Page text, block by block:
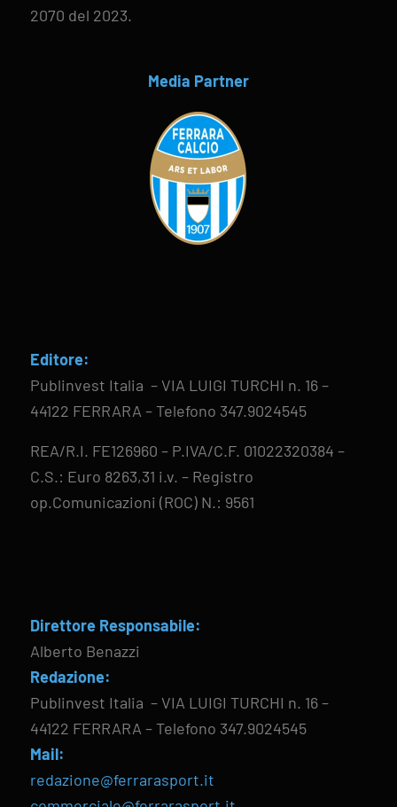
2070 del 2023.
Media Partner
Editore:
Publinvest Italia – VIA LUIGI TURCHI n. 16 –
44122 FERRARA – Telefono 347.9024545
REA/R.I. FE126960 – P.IVA/C.F. 01022320384 –
C.S.: Euro 8263,31 i.v. – Registro
op.Comunicazioni (ROC) N.: 9561
Direttore Responsabile:
Alberto Benazzi
Redazione:
Publinvest Italia – VIA LUIGI TURCHI n. 16 –
44122 FERRARA – Telefono 347.9024545
Mail:
redazione@ferrarasport.it